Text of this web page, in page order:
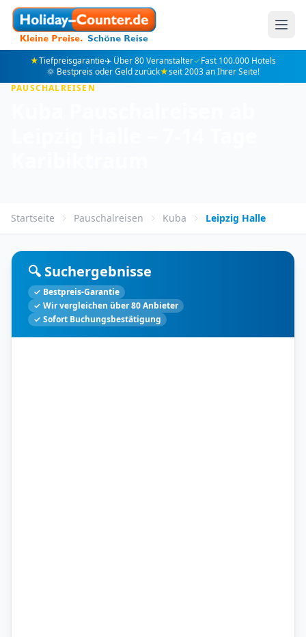
★Tiefpreisgarantie✈️ Über 80 Veranstalter✓Fast 100.000 Hotels
🌞 Bestpreis oder Geld zurück★seit 2003 an Ihrer Seite!
PAUSCHALREISEN
Startseite Pauschalreisen Kuba Leipzig Halle
🔍 Suchergebnisse
✓ Bestpreis-Garantie
✓ Wir vergleichen über 80 Anbieter
✓ Sofort Buchungsbestätigung